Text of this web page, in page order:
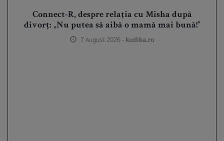
Connect-R, despre relația cu Misha după
divorț: „Nu putea să aibă o mamă mai bună!”
7 August 2026 - kudika.ro